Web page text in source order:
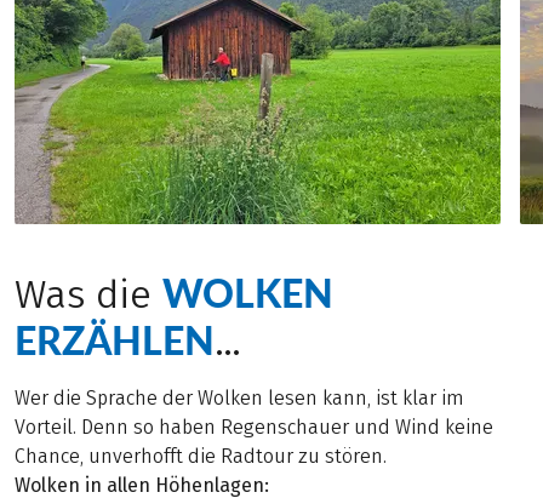
Was die WOLKEN
ERZÄHLEN…
Wer die Sprache der Wolken lesen kann, ist klar im
Vorteil. Denn so haben Regenschauer und Wind keine
Chance, unverhofft die Radtour zu stören.
Wolken in allen Höhenlagen: